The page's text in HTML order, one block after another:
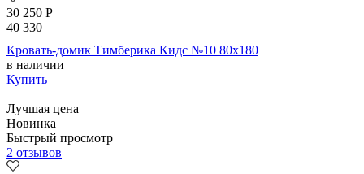
30 250 Р
40 330
Кровать-домик Тимберика Кидс №10 80х180
в наличии
Купить
Лучшая цена
Новинка
Быстрый просмотр
2 отзывов